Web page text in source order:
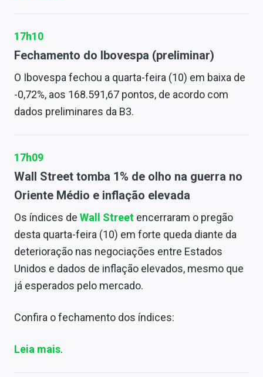
17h10
Fechamento do Ibovespa (preliminar)
O Ibovespa fechou a quarta-feira (10) em baixa de
-0,72%, aos 168.591,67 pontos, de acordo com
dados preliminares da B3.
17h09
Wall Street tomba 1% de olho na guerra no
Oriente Médio e inflação elevada
Os índices de Wall Street encerraram o pregão
desta quarta-feira (10) em forte queda diante da
deterioração nas negociações entre Estados
Unidos e dados de inflação elevados, mesmo que
já esperados pelo mercado.
Confira o fechamento dos índices:
Leia mais.